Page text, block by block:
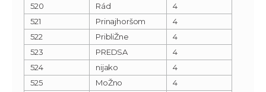
520
Rád
4
521
Prinajhoršom
4
522
PribliŽne
4
523
PREDSA
4
524
nijako
4
525
MoŽno
4